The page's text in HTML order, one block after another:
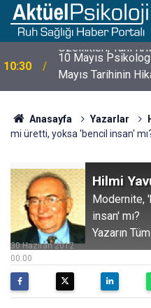
10:30
10 Mayıs
Mayıs Tarihinin
Anasayfa Yazarlar
mi üretti, yoksa 'bencil insan'
Hilmi
Modernite,
insan' mı?
Yazarın
00:00
30 Haziran 2012